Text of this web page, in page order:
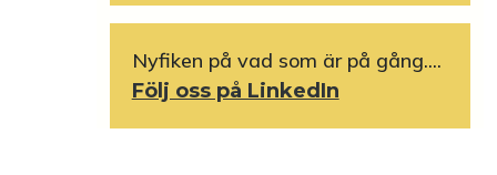
Nyfiken på vad som är på gång....
Följ oss på LinkedIn